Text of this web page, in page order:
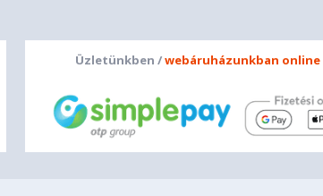
Üzletünkben /webáruházunkban online